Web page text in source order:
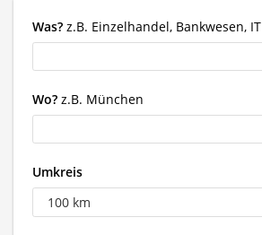
Was? z.B. Einzelhandel, Bankwesen, IT
Wo? z.B. München
Umkreis